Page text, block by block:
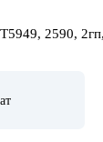
2590,